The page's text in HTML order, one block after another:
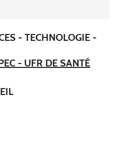
- TECHNOLOGIE -
- UFR DE SANTÉ